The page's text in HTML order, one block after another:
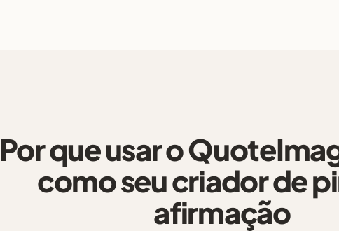
Por que usar o
como seu criador de
afirmação